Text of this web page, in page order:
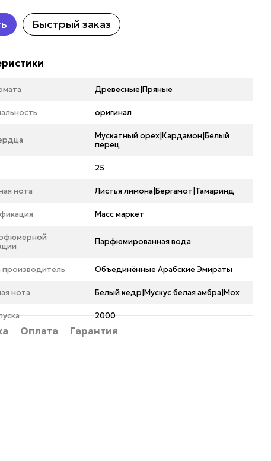
Быстрый заказ
Древесные|Пряные
оригинал
Мускатный орех|Кардамон|Белый
перец
25
нота Листья лимона|Бергамот|Тамаринд
Масс маркет
Парфюмированная вода
производитель Объединённые Арабские Эмираты
нота Белый кедр|Мускус белая амбра|Мох
2000
Оплата Гарантия